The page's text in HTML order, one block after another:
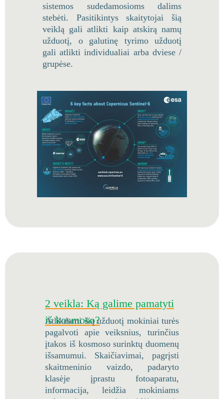
sistemos sudedamosioms dalims
stebėti. Pasitikintys skaitytojai šią
veiklą gali atlikti kaip atskirą namų
užduotį, o galutinę tyrimo užduotį
gali atlikti individualiai arba dviese /
grupėse.
2 veikla: Ką galime pamatyti
iš kosmoso?
Atlikdami šią užduotį mokiniai turės
pagalvoti apie veiksnius, turinčius
įtakos iš kosmoso surinktų duomenų
išsamumui. Skaičiavimai, pagrįsti
skaitmeninio vaizdo, padaryto
klasėje įprastu fotoaparatu,
informacija, leidžia mokiniams